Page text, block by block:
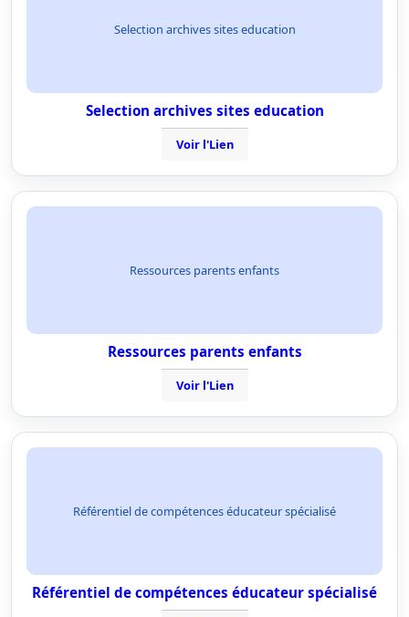
Selection archives sites education
Selection archives sites education
Voir l'Lien
Ressources parents enfants
Ressources parents enfants
Voir l'Lien
Référentiel de compétences éducateur spécialisé
Référentiel de compétences éducateur spécialisé